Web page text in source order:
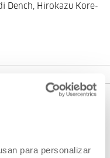
para personalizar
Dench, Hirokazu Kore-